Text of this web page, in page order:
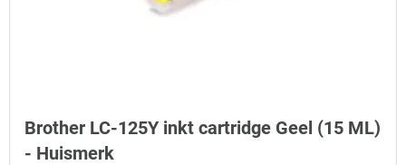
Brother LC-125Y inkt cartridge Geel (15 ML)
- Huismerk